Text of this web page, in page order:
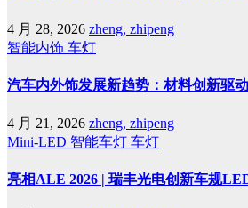
4 月 28, 2026 zheng, zhipeng
智能内饰 车灯
汽车内外饰发展新趋势：材料创新驱
4 月 21, 2026 zheng, zhipeng
Mini-LED 智能车灯 车灯
亮相ALE 2026 | 瑞丰光电创新车规